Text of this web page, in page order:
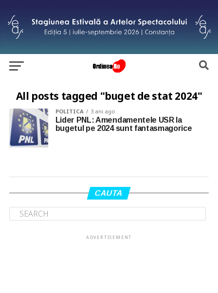
All posts tagged "buget de stat 2024"
POLITICA 3 ani ago
Lider PNL: Amendamentele USR la
bugetul pe 2024 sunt fantasmagorice
CAUTA
ADVERTISEMENT